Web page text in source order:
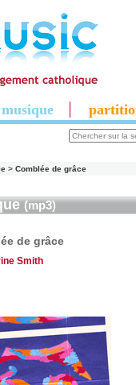
musique
> Comblée de grâce
(mp3)
de grâce
Smith